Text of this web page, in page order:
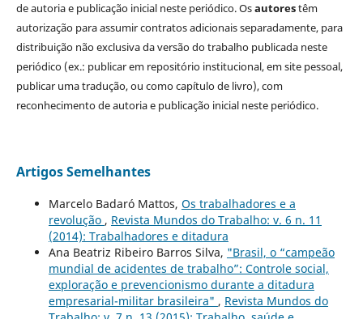
de autoria e publicação inicial neste periódico. Osautorestêm
autorização para assumir contratos adicionais separadamente, para
distribuição não exclusiva da versão do trabalho publicada neste
periódico (ex.: publicar em repositório institucional, em site pessoal,
publicar uma tradução, ou como capítulo de livro), com
reconhecimento de autoria e publicação inicial neste periódico.
Artigos Semelhantes
Marcelo Badaró Mattos, Os trabalhadores e a
revolução , Revista Mundos do Trabalho: v. 6 n. 11
(2014): Trabalhadores e ditadura
Ana Beatriz Ribeiro Barros Silva, "Brasil, o “campeão
mundial de acidentes de trabalho”: Controle social,
exploração e prevencionismo durante a ditadura
empresarial-militar brasileira" , Revista Mundos do